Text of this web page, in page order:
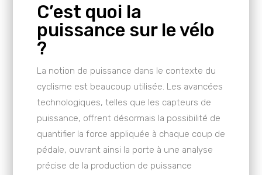
C’est quoi la
puissance sur le vélo
?
La notion de puissance dans le contexte du
cyclisme est beaucoup utilisée. Les avancées
technologiques, telles que les capteurs de
puissance, offrent désormais la possibilité de
quantifier la force appliquée à chaque coup de
pédale, ouvrant ainsi la porte à une analyse
précise de la production de puissance